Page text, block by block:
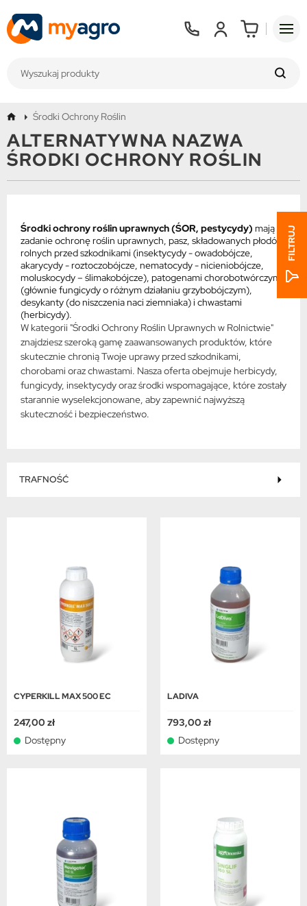
Środki Ochrony Roślin
ALTERNATYWNA NAZWA
ŚRODKI OCHRONY ROŚLIN
Środki ochrony roślin uprawnych (ŚOR, pestycydy) mają za
zadanieochronę roślin uprawnych, pasz, składowanych płodów
rolnych przed szkodnikami (insektycydy - owadobójcze,
akarycydy - roztoczobójcze, nematocydy - nicieniobójcze,
moluskocydy – ślimakobójcze), patogenami chorobotwórczymi
(głównie fungicydy o różnym działaniu grzybobójczym),
desykanty (do niszczenia naci ziemniaka) i chwastami
(herbicydy).
W kategorii "Środki Ochrony Roślin Uprawnych w Rolnictwie"
znajdziesz szeroką gamę zaawansowanych produktów, które
skutecznie chronią Twoje uprawy przed szkodnikami,
chorobami oraz chwastami. Nasza oferta obejmuje herbicydy,
fungicydy, insektycydy oraz środki wspomagające, które zostały
starannie wyselekcjonowane, aby zapewnić najwyższą
skuteczność i bezpieczeństwo.
TRAFNOŚĆ
CYPERKILL MAX 500 EC
247,00 zł
Dostępny
LADIVA
793,00 zł
Dostępny
FILTRUJ